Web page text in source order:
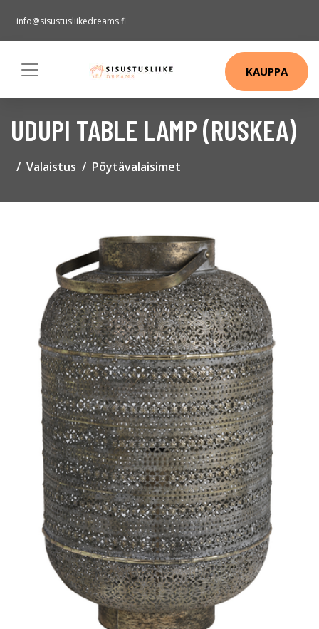
info@sisustusliikedreams.fi
KAUPPA
UDUPI TABLE LAMP (RUSKEA)
Valaistus Pöytävalaisimet